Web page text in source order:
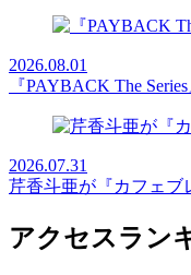
2026.08.01
『PAYBACK The
2026.07.31
芹香斗亜が『カフェ
アクセスラン